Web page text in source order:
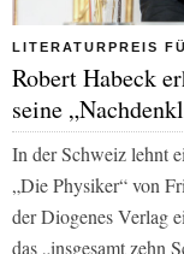
LITERATURPREIS
Robert Habeck
seine
In der Schweiz lehnt
„Die Physiker“ von
der Diogenes Verlag
das „insgesamt zehn